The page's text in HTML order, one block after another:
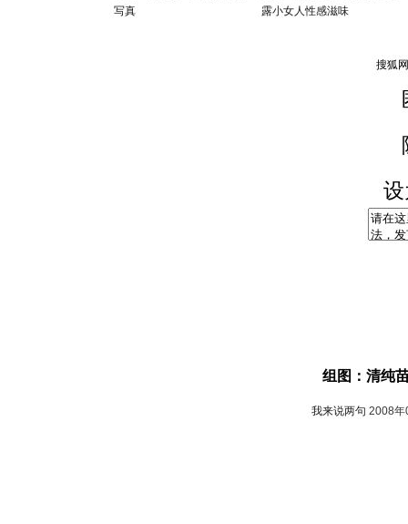
写真
露小女人性感滋味
组图：清纯
我来说两句 2008年